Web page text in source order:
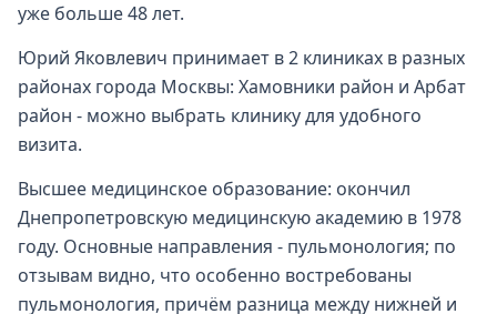
уже больше 48 лет.
Юрий Яковлевич принимает в 2 клиниках в разных
районах города Москвы: Хамовники район и Арбат
район - можно выбрать клинику для удобного
визита.
Высшее медицинское образование: окончил
Днепропетровскую медицинскую академию в 1978
году. Основные направления - пульмонология; по
отзывам видно, что особенно востребованы
пульмонология, причём разница между нижней и